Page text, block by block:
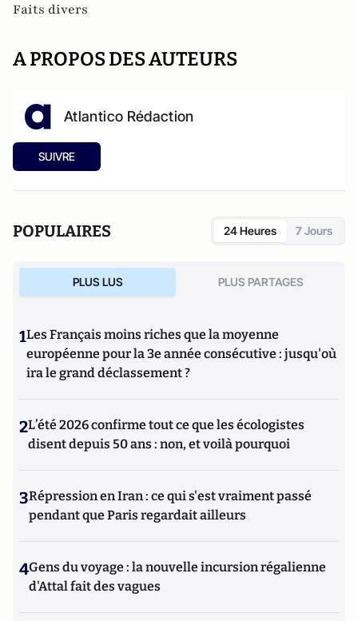
Faits divers
A PROPOS DES AUTEURS
Atlantico Rédaction
SUIVRE
POPULAIRES 24 Heures 7 Jours
PLUS LUS PLUS PARTAGES
1Les Français moins riches que la moyenne
européenne pour la 3e année consécutive : jusqu'où
ira le grand déclassement ?
2L’été 2026 confirme tout ce que les écologistes
disent depuis 50 ans : non, et voilà pourquoi
3Répression en Iran : ce qui s'est vraiment passé
pendant que Paris regardait ailleurs
4Gens du voyage : la nouvelle incursion régalienne
d'Attal fait des vagues